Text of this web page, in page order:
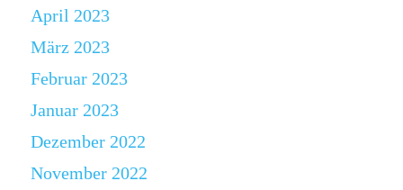
April 2023
März 2023
Februar 2023
Januar 2023
Dezember 2022
November 2022